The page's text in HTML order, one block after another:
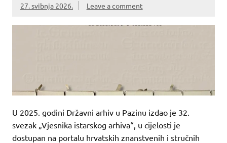
27. svibnja 2026. Leave a comment
U 2025. godini Državni arhiv u Pazinu izdao je 32.
svezak „Vjesnika istarskog arhiva“, u cijelosti je
dostupan na portalu hrvatskih znanstvenih i stručnih